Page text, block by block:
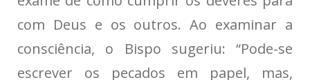
com Deus e os outros. Ao examinar a
consciência, o Bispo sugeriu: “Pode-se
escrever os pecados em papel, mas,